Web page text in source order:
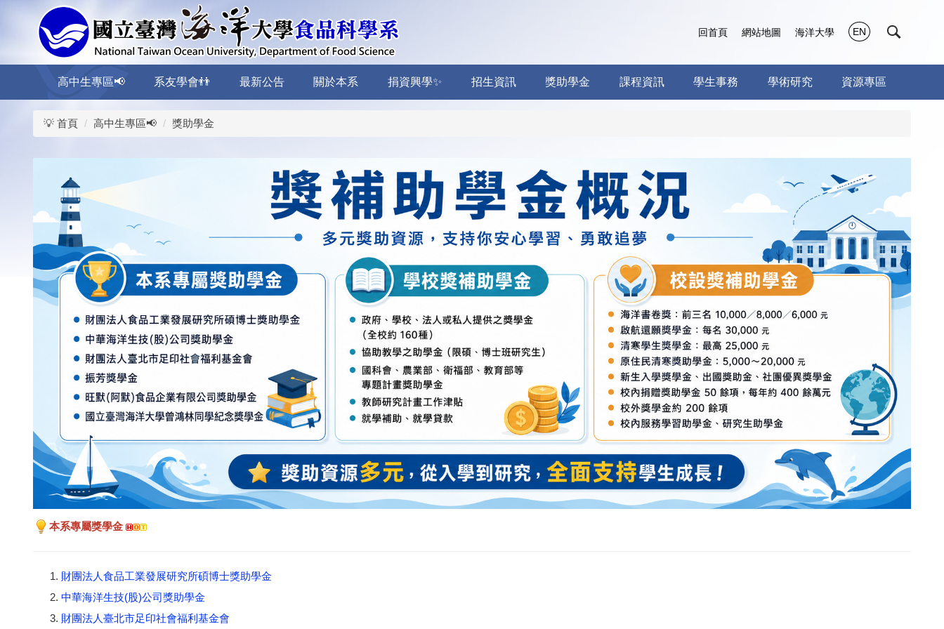
區
回首頁 網站地圖 海洋大學 EN
高中生專區📢 系友學會👬 最新公告 關於本系 捐資興學✨ 招生資訊 獎助學金 課程資訊 學生事務 學術研究 資源專區
💡 首頁 高中生專區📢 獎助學金
本系專屬獎學金
財團法人食品工業發展研究所碩博士獎助學金
中華海洋生技(股)公司獎助學金
財團法人臺北市足印社會福利基金會